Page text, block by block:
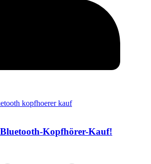
Kopfhörer-Kauf!